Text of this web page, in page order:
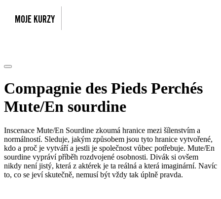
Compagnie des Pieds Perchés
Mute/En sourdine
Inscenace Mute/En Sourdine zkoumá hranice mezi šílenstvím a
normálností. Sleduje, jakým způsobem jsou tyto hranice vytvořené,
kdo a proč je vytváří a jestli je společnost vůbec potřebuje. Mute/En
sourdine vypráví příběh rozdvojené osobnosti. Divák si ovšem
nikdy není jistý, která z aktérek je ta reálná a která imaginární. Navíc
to, co se jeví skutečně, nemusí být vždy tak úplně pravda.